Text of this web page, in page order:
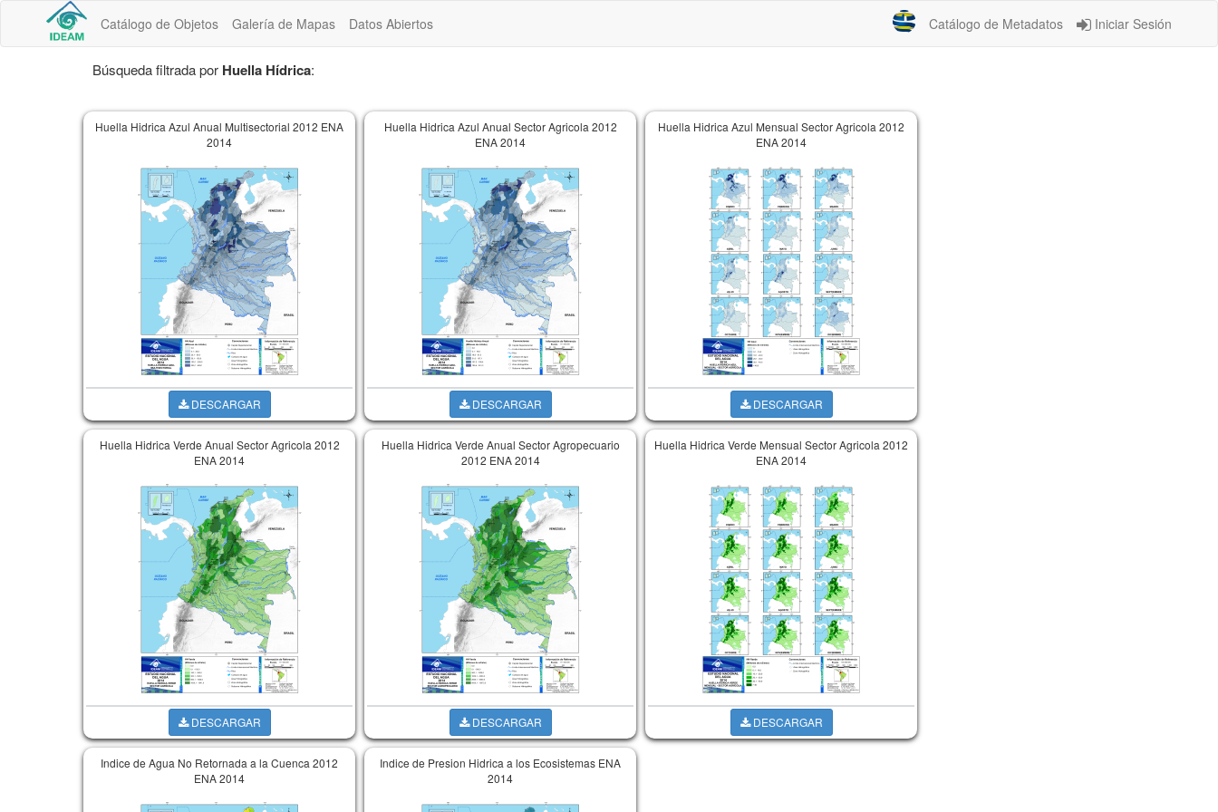
Catálogo de Objetos Galería de Mapas Datos Abiertos Catálogo de Metadatos Iniciar Sesión
Búsqueda filtrada por Huella Hídrica:
Huella Hidrica Azul Anual Multisectorial 2012 ENA
2014
DESCARGAR
Huella Hidrica Azul Anual Sector Agricola 2012
ENA 2014
DESCARGAR
Huella Hidrica Azul Mensual Sector Agricola 2012
ENA 2014
DESCARGAR
Huella Hidrica Verde Anual Sector Agricola 2012
ENA 2014
DESCARGAR
Huella Hidrica Verde Anual Sector Agropecuario
2012 ENA 2014
DESCARGAR
Huella Hidrica Verde Mensual Sector Agricola 2012
ENA 2014
DESCARGAR
Indice de Agua No Retornada a la Cuenca 2012
ENA 2014
Indice de Presion Hidrica a los Ecosistemas ENA
2014